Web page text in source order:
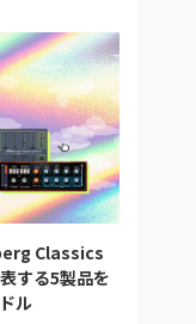
Classics
する5製品を
ル